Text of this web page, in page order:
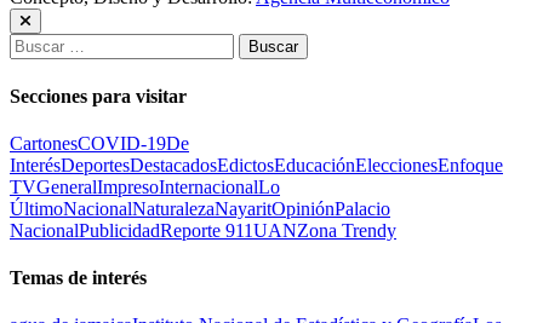
Buscar:
Secciones para visitar
CartonesCOVID-19De
InterésDeportesDestacadosEdictosEducaciónEleccionesEnfoque
TVGeneralImpresoInternacionalLo
ÚltimoNacionalNaturalezaNayaritOpiniónPalacio
NacionalPublicidadReporte 911UANZona Trendy
Temas de interés